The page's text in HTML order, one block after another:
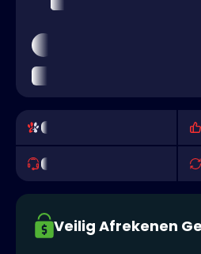
Veilig Afrekenen